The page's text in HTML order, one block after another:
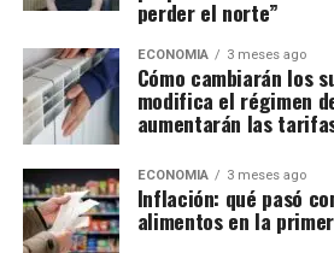
perder el norte”
ECONOMIA 3 meses ago
Cómo cambiarán los
modifica el régimen
aumentarán las
ECONOMIA 3 meses ago
Inflación: qué pasó
alimentos en la